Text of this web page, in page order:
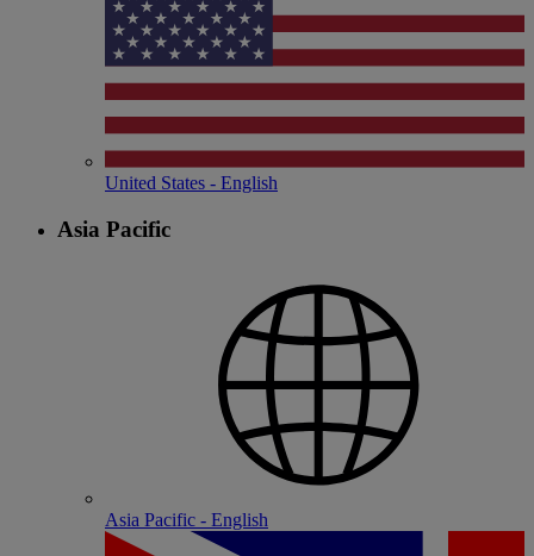
United States - English
Asia Pacific
Asia Pacific - English